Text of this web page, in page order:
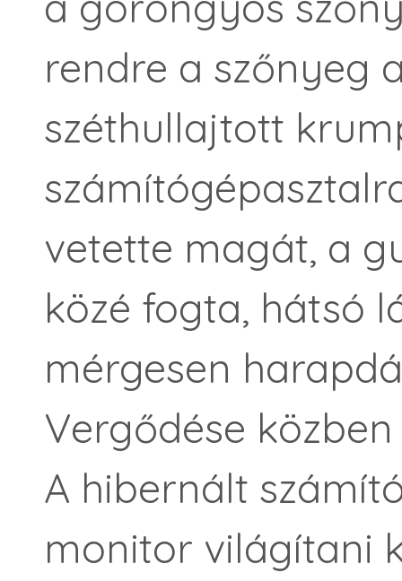
rendre a szőnyeg
széthullajtott
vetette magát, a
közé fogta, hátsó
mérgesen
Vergődése
A hibernált
monitor világítani